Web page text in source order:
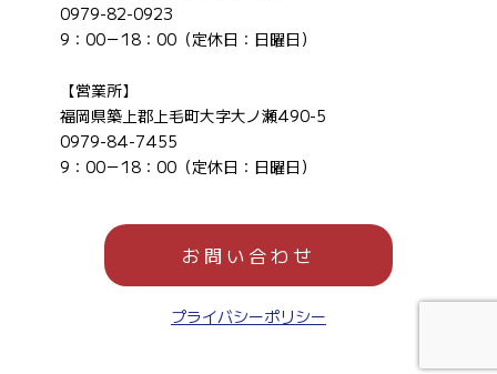
0979-82-0923
9：00－18：00（定休日：日曜日）
【営業所】
福岡県築上郡上毛町大字大ノ瀬490-5
0979-84-7455
9：00－18：00（定休日：日曜日）
お問い合わせ
プライバシーポリシー